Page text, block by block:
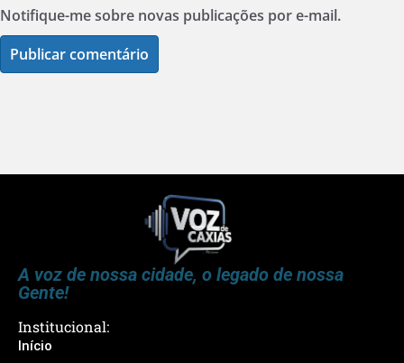
Notifique-me sobre novas publicações por e-mail.
A voz de nossa cidade, o legado de nossa
Gente!
Institucional:
Início